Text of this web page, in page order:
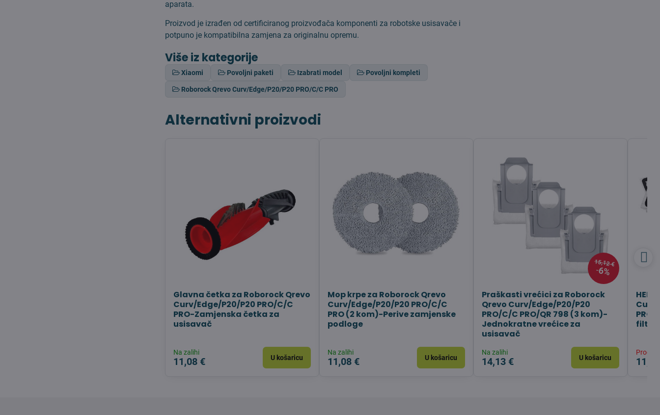
aparata.
Proizvod je izrađen od certificiranog proizvođača komponenti za robotske usisavače i
potpuno je kompatibilna zamjena za originalnu opremu.
Više iz kategorije
Xiaomi Povoljni paketi Izabrati model Povoljni kompleti
Roborock Qrevo Curv/Edge/P20/P20 PRO/C/C PRO
Alternativni proizvodi
Glavna četka za Roborock Qrevo
Curv/Edge/P20/P20 PRO/C/C
PRO-Zamjenska četka za
usisavač
Na zalihi
11,08 € U košaricu
Mop krpe za Roborock Qrevo
Curv/Edge/P20/P20 PRO/C/C
PRO (2 kom)-Perive zamjenske
podloge
Na zalihi
11,08 € U košaricu
15,12 €
6%
Praškasti vrećici za Roborock
Qrevo Curv/Edge/P20/P20
PRO/C/C PRO/QR 798 (3 kom)-
Jednokratne vrećice za
usisavač
Na zalihi
14,13 € U košaricu
PRO
filteri